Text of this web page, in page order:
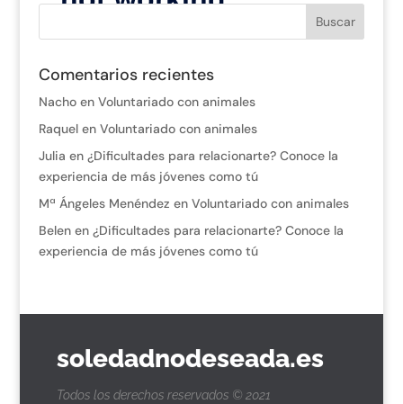
Comentarios recientes
Nachoen Voluntariado con animales
Raquelen Voluntariado con animales
Julia en ¿Dificultades para relacionarte? Conoce la
experiencia de más jóvenes como tú
Mª Ángeles Menéndez en Voluntariado con animales
Belenen ¿Dificultades para relacionarte? Conoce la
experiencia de más jóvenes como tú
soledadnodeseada.es
Todos los derechos reservados © 2021